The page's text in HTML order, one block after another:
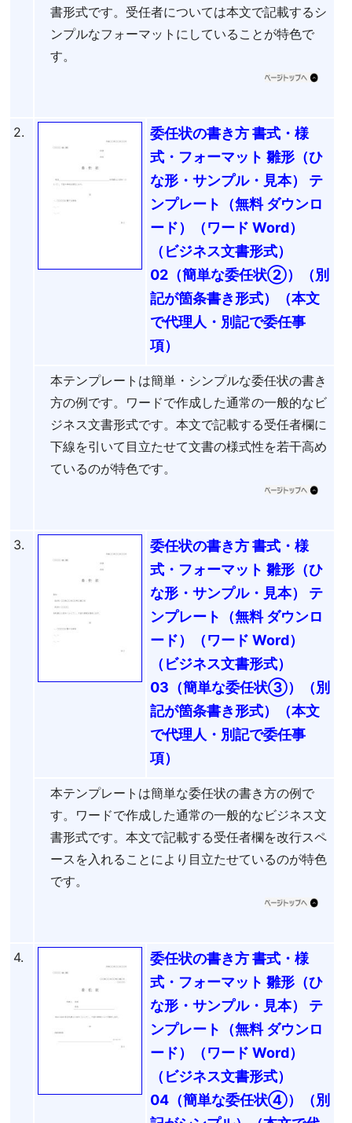
書形式です。受任者については本文で記載するシ
ンプルなフォーマットにしていることが特色で
す。
2.
委任状の書き方 書式・様
式・フォーマット 雛形（ひ
な形・サンプル・見本） テ
ンプレート（無料 ダウンロ
ード）（ワード Word）
（ビジネス文書形式）
02（簡単な委任状②）（別
記が箇条書き形式）（本文
で代理人・別記で委任事
項）
本テンプレートは簡単・シンプルな委任状の書き
方の例です。ワードで作成した通常の一般的なビ
ジネス文書形式です。本文で記載する受任者欄に
下線を引いて目立たせて文書の様式性を若干高め
ているのが特色です。
3.
委任状の書き方 書式・様
式・フォーマット 雛形（ひ
な形・サンプル・見本） テ
ンプレート（無料 ダウンロ
ード）（ワード Word）
（ビジネス文書形式）
03（簡単な委任状③）（別
記が箇条書き形式）（本文
で代理人・別記で委任事
項）
本テンプレートは簡単な委任状の書き方の例で
す。ワードで作成した通常の一般的なビジネス文
書形式です。本文で記載する受任者欄を改行スペ
ースを入れることにより目立たせているのが特色
です。
4.
委任状の書き方 書式・様
式・フォーマット 雛形（ひ
な形・サンプル・見本） テ
ンプレート（無料 ダウンロ
ード）（ワード Word）
（ビジネス文書形式）
04（簡単な委任状④）（別